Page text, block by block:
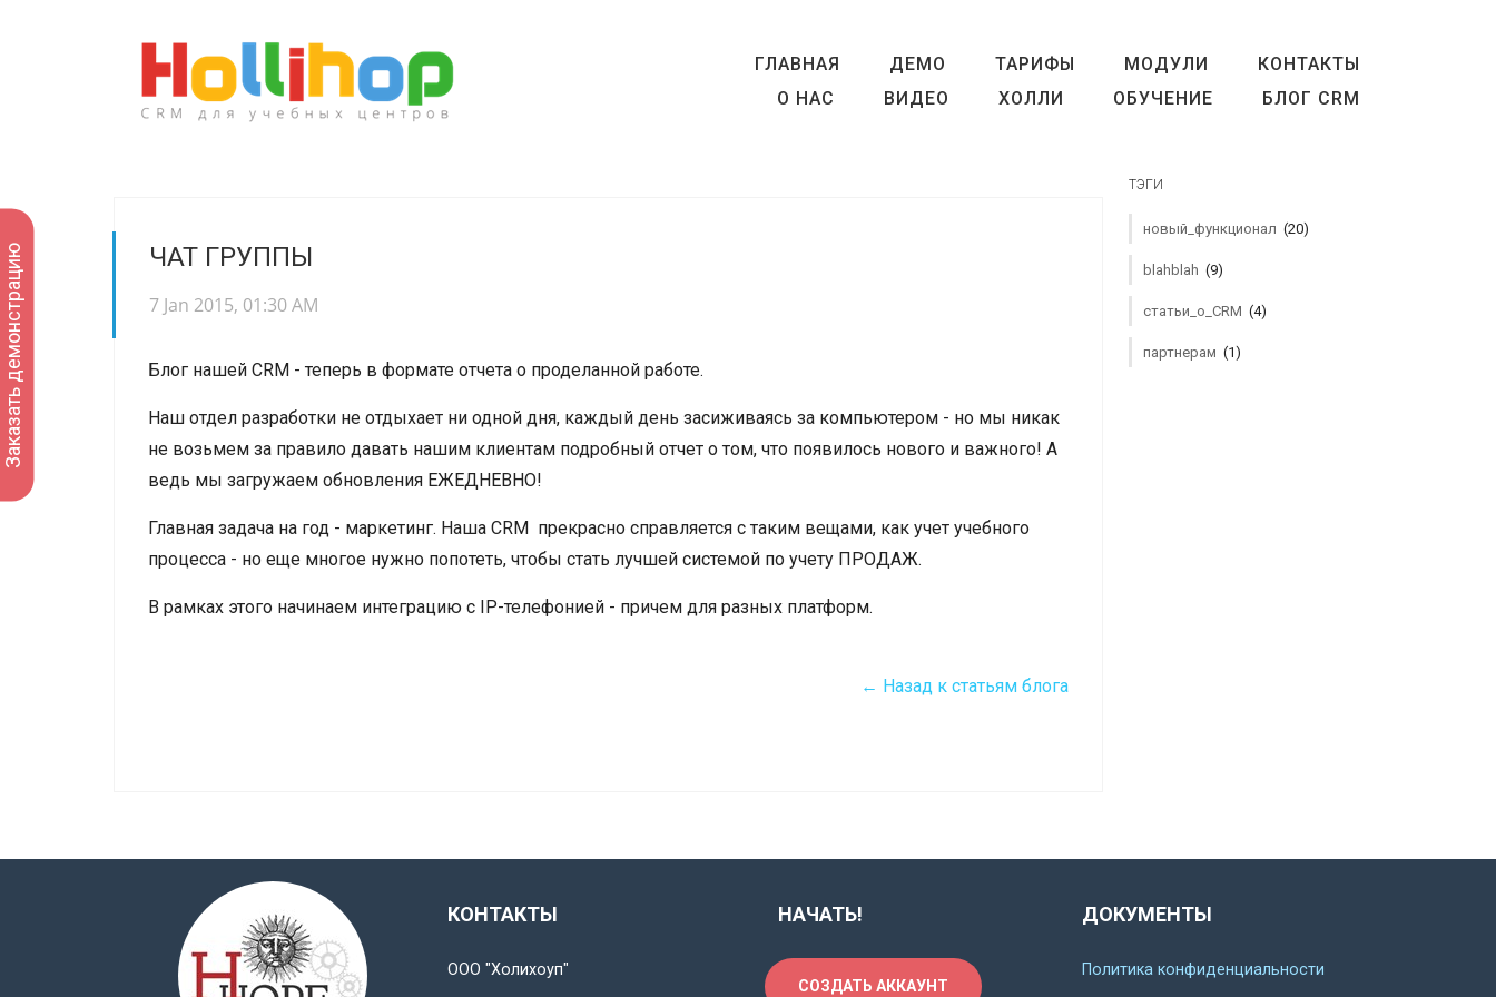
Заказать демонстрацию
ГЛАВНАЯ ДЕМО ТАРИФЫ МОДУЛИ
КОНТАКТЫ
О НАС
ВИДЕО ХОЛЛИ ОБУЧЕНИЕ БЛОГ CRM
ЧАТ ГРУППЫ
7 Jan 2015, 01:30 AM
Блог нашей CRM - теперь в формате отчета о проделанной работе.
Наш отдел разработки не отдыхает ни одной дня, каждый день засиживаясь за компьютером - но мы никак
не возьмем за правило давать нашим клиентам подробный отчет о том, что появилось нового и важного! А
ведь мы загружаем обновления ЕЖЕДНЕВНО!
Главная задача на год - маркетинг. Наша CRM прекрасно справляется с таким вещами, как учет учебного
процесса - но еще многое нужно попотеть, чтобы стать лучшей системой по учету ПРОДАЖ.
В рамках этого начинаем интеграцию с IP-телефонией - причем для разных платформ.
← Назад к статьям блога
ТЭГИ
новый_функционал (20)
blahblah (9)
статьи_о_CRM (4)
партнерам (1)
КОНТАКТЫ
ООО "Холихоуп"
НАЧАТЬ!
СОЗДАТЬ АККАУНТ
ДОКУМЕНТЫ
Политика конфиденциальности